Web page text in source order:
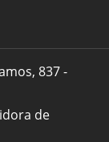
837 -
de